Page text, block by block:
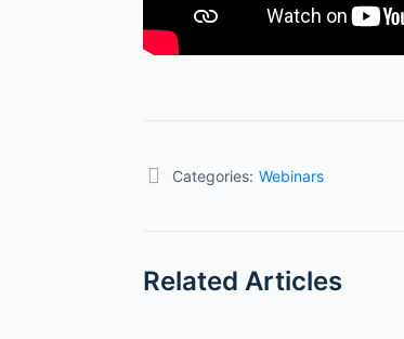
Categories: Webinars
Related Articles